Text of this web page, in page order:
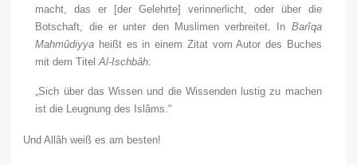
macht, das er [der Gelehrte] verinnerlicht, oder über die
Botschaft, die er unter den Muslimen verbreitet. In Barîqa
Mahmûdiyya heißt es in einem Zitat vom Autor des Buches
mit dem TitelAl-Ischbâh:
„Sich über das Wissen und die Wissenden lustig zu machen
ist die Leugnung des Islâms.“
Und Allâh weiß es am besten!